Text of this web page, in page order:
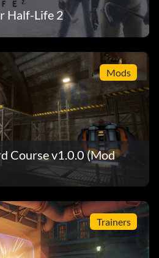
Half-Life 2
Mods
Course v1.0.0 (Mod
Trainers